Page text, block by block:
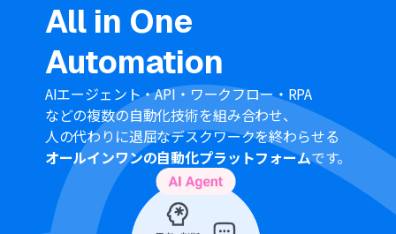
「レコードを追加する」では、OCRで読み取ったどの値
をスプレッドシートのどの列に追加するかを任意で設定
できます。
注意事項
Dropbox、Google スプレッドシートのそれぞれとYoom
を連携してください。
OCRのAIオペレーションはチームプラン・サクセスプラン
でのみご利用いただける機能となっております。フリープ
ラン・ミニプランの場合は設定しているフローボットの
オペレーションはエラーとなりますので、ご注意くださ
い。
チームプランやサクセスプランなどの有料プランは、2週
All in One
Automation
AIエージェント・API・ワークフロー・RPA
などの複数の自動化技術を組み合わせ、
人の代わりに退屈なデスクワークを終わらせる
オールインワンの自動化プラットフォームです。